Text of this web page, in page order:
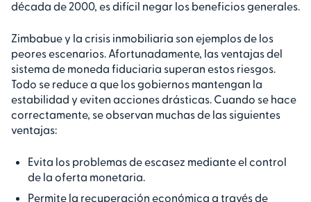
década de 2000, es difícil negar los beneficios generales.
Zimbabue y la crisis inmobiliaria son ejemplos de los
peores escenarios. Afortunadamente, las ventajas del
sistema de moneda fiduciaria superan estos riesgos.
Todo se reduce a que los gobiernos mantengan la
estabilidad y eviten acciones drásticas. Cuando se hace
correctamente, se observan muchas de las siguientes
ventajas:
Evita los problemas de escasez mediante el control
de la oferta monetaria.
Permite la recuperación económica a través de